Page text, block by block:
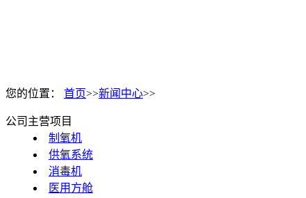
您的位置： 首页>>新闻中心>>
公司主营项目
制氧机
供氧系统
消毒机
医用方舱